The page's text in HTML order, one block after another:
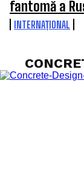
fantomă a
INTERNAȚIONAL